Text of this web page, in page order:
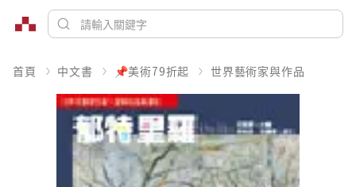
首頁 中文書 📌美術79折起 世界藝術家與作品